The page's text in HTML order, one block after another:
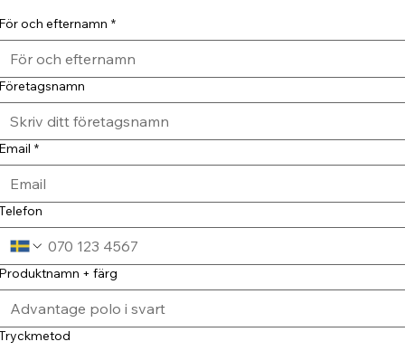
och efternamn *
*
+ färg